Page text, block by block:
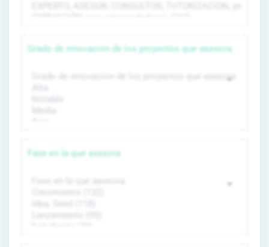
Grado de innovación de los proyectos que asesora
Fase en la que asesora